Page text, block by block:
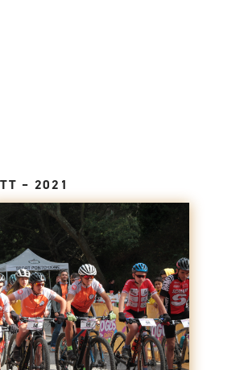
– 2021